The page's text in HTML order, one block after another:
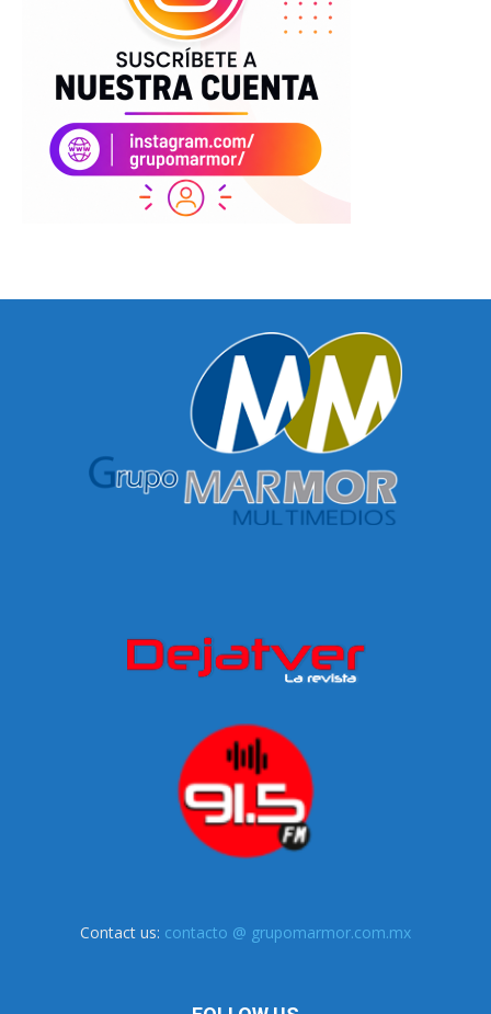
Contact us: contacto @ grupomarmor.com.mx